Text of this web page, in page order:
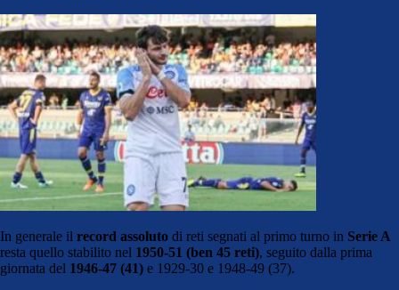
In generale il record assoluto di reti segnati al primo turno in Serie A
resta quello stabilito nel 1950-51 (ben 45 reti), seguito dalla prima
giornata del 1946-47 (41) e 1929-30 e 1948-49 (37).